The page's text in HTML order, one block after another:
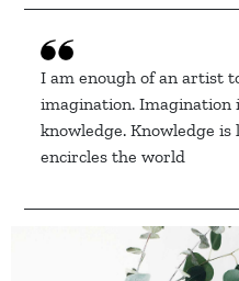
I am enough of an artist
imagination.
knowledge. Knowledge
encircles the world